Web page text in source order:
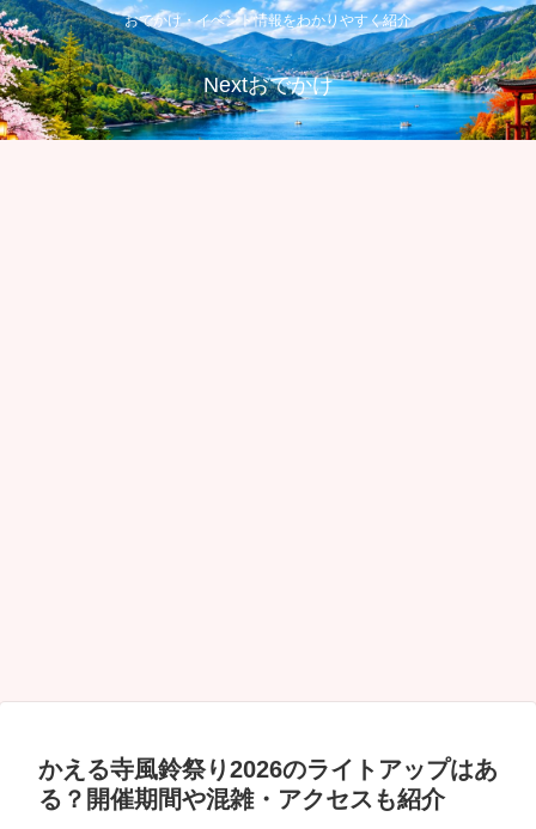
おでかけ・イベント情報をわかりやすく紹介
Nextおでかけ
かえる寺風鈴祭り2026のライトアップはあ
る？開催期間や混雑・アクセスも紹介